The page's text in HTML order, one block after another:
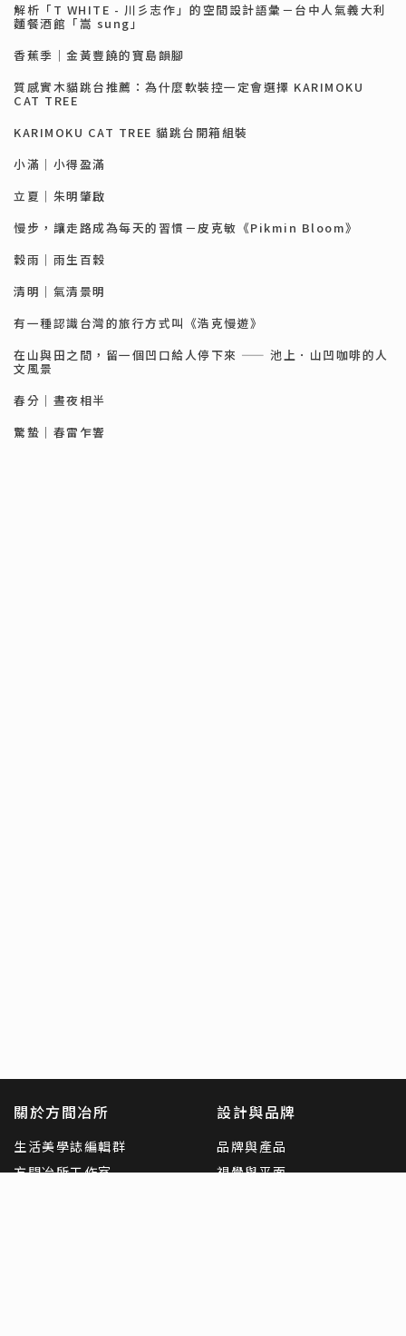
解析「T WHITE - 川彡志作」的空間設計語彙－台中人氣義大利
麵餐酒館「嵩 sung」
香蕉季｜金黃豐饒的寶島韻腳
質感實木貓跳台推薦：為什麼軟裝控一定會選擇 KARIMOKU
CAT TREE
KARIMOKU CAT TREE 貓跳台開箱組裝
小滿｜小得盈滿
立夏｜朱明肇啟
慢步，讓走路成為每天的習慣－皮克敏《Pikmin Bloom》
穀雨｜雨生百穀
清明｜氣清景明
有一種認識台灣的旅行方式叫《浩克慢遊》
在山與田之間，留一個凹口給人停下來 —— 池上．山凹咖啡的人
文風景
春分｜晝夜相半
驚蟄｜春雷乍響
關於方間冶所
生活美學誌編輯群
方間冶所工作室
設計與品牌
品牌與產品
視覺與平面